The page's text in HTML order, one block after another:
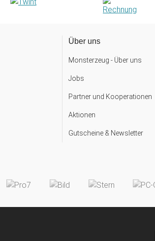
Über uns
Monsterzeug - Über uns
Jobs
Partner und Kooperationen
Aktionen
Gutscheine & Newsletter